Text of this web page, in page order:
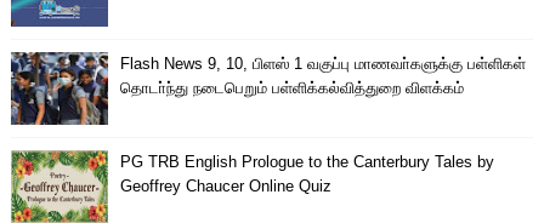
Flash News 9, 10, பிளஸ் 1 வகுப்பு மாணவா்களுக்கு பள்ளிகள்
தொடா்ந்து நடைபெறும் பள்ளிக்கல்வித்துறை விளக்கம்
PG TRB English Prologue to the Canterbury Tales by
Geoffrey Chaucer Online Quiz